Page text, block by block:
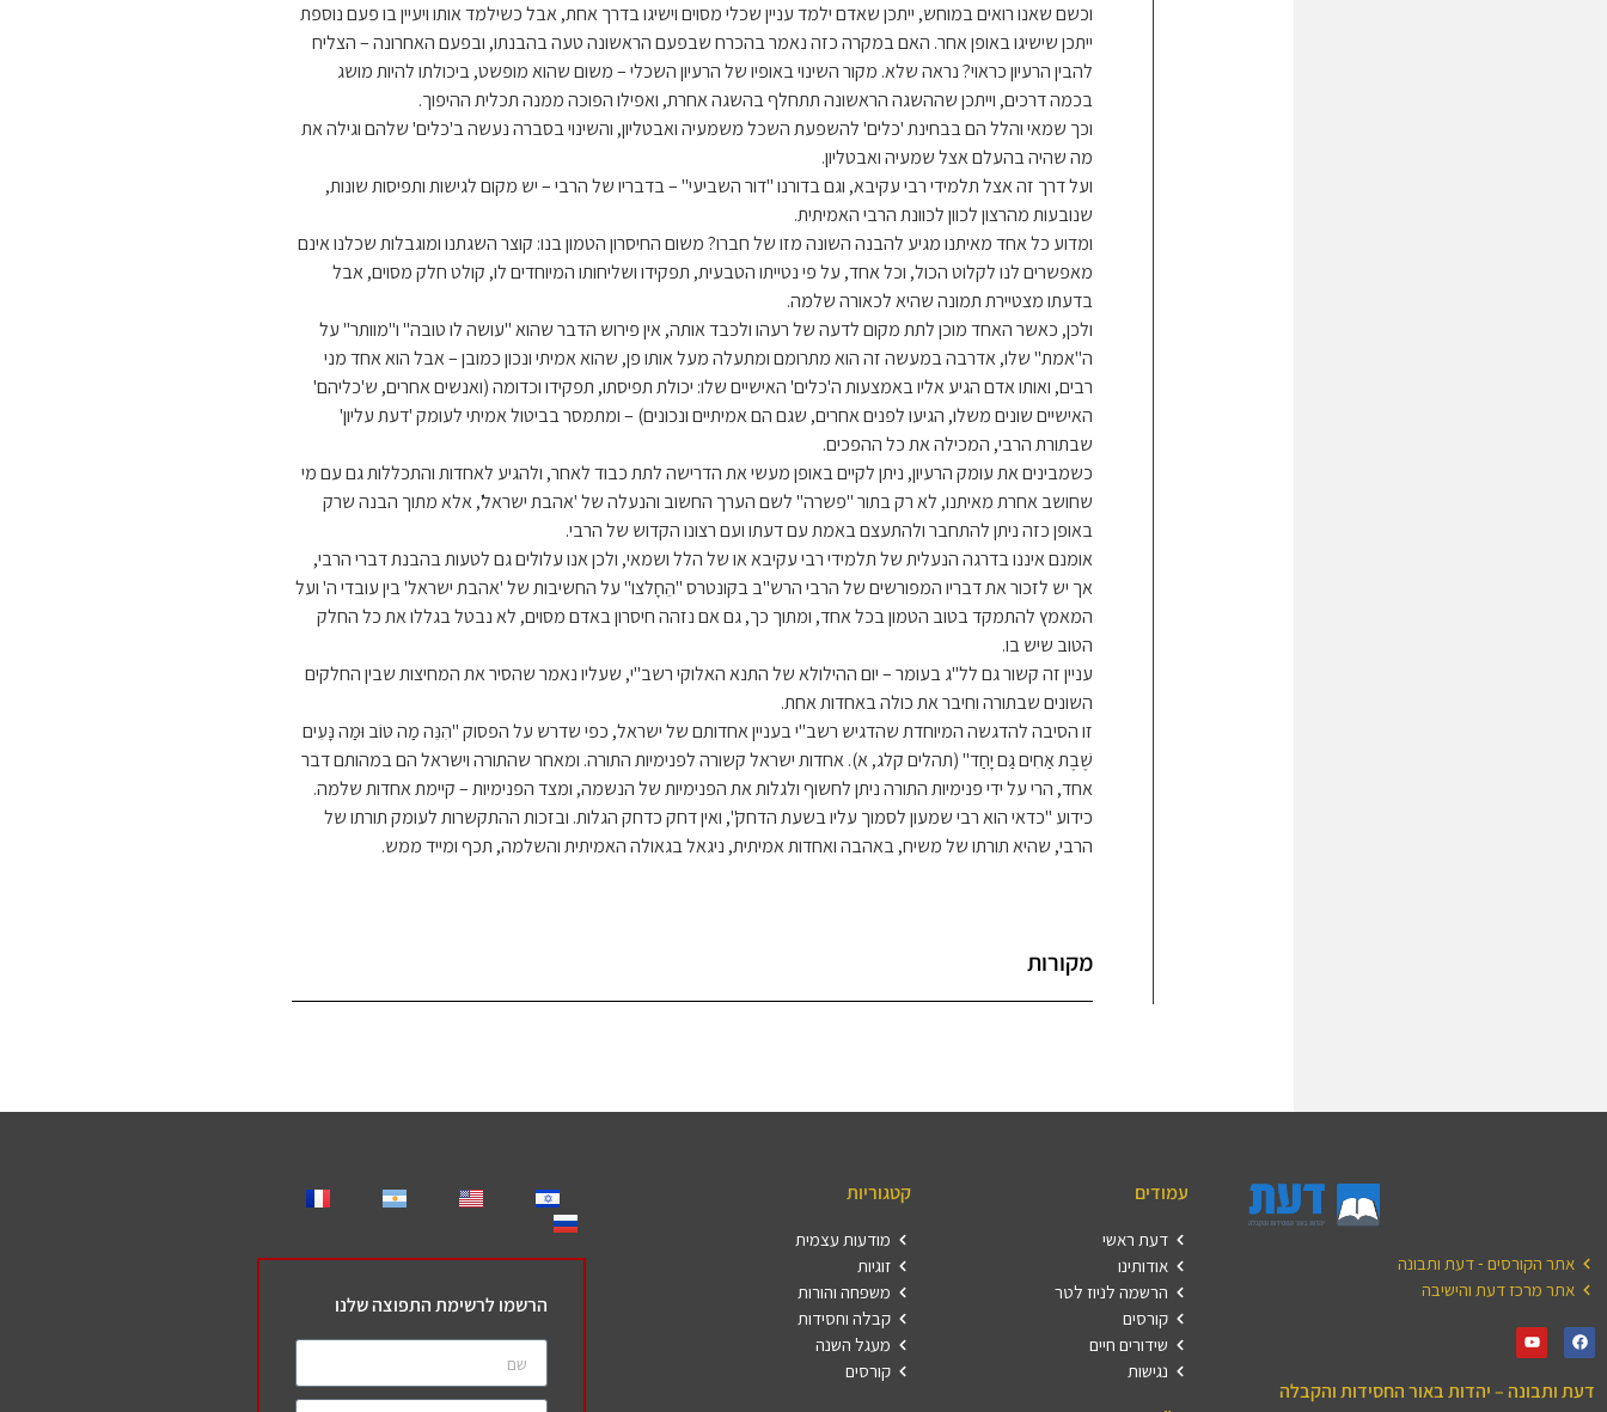
וכשם שאנו רואים במוחש, ייתכן שאדם ילמד עניין שכלי מסוים וישיגו בדרך אחת, אבל כשילמד אותו ויעיין בו פעם נוספת
ייתכן שישיגו באופן אחר. האם במקרה כזה נאמר בהכרח שבפעם הראשונה טעה בהבנתו, ובפעם האחרונה – הצליח
להבין הרעיון כראוי? נראה שלא. מקור השינוי באופיו של הרעיון השכלי – משום שהוא מופשט, ביכולתו להיות מושג
בכמה דרכים, וייתכן שההשגה הראשונה תתחלף בהשגה אחרת, ואפילו הפוכה ממנה תכלית ההיפוך.
וכך שמאי והלל הם בבחינת 'כלים' להשפעת השכל משמעיה ואבטליון, והשינוי בסברה נעשה ב'כלים' שלהם וגילה את
מה שהיה בהעלם אצל שמעיה ואבטליון.
ועל דרך זה אצל תלמידי רבי עקיבא, וגם בדורנו "דור השביעי" – בדבריו של הרבי – יש מקום לגישות ותפיסות שונות,
שנובעות מהרצון לכוון לכוונת הרבי האמיתית.
ומדוע כל אחד מאיתנו מגיע להבנה השונה מזו של חברו? משום החיסרון הטמון בנו: קוצר השגתנו ומוגבלות שכלנו אינם
מאפשרים לנו לקלוט הכול, וכל אחד, על פי נטייתו הטבעית, תפקידו ושליחותו המיוחדים לו, קולט חלק מסוים, אבל
בדעתו מצטיירת תמונה שהיא לכאורה שלמה.
ולכן, כאשר האחד מוכן לתת מקום לדעה של רעהו ולכבד אותה, אין פירוש הדבר שהוא "עושה לו טובה" ו"מוותר" על
ה"אמת" שלו, אדרבה במעשה זה הוא מתרומם ומתעלה מעל אותו פן, שהוא אמיתי ונכון כמובן – אבל הוא אחד מני
רבים, ואותו אדם הגיע אליו באמצעות ה'כלים' האישיים שלו: יכולת תפיסתו, תפקידו וכדומה (ואנשים אחרים, ש'כליהם'
האישיים שונים משלו, הגיעו לפנים אחרים, שגם הם אמיתיים ונכונים) – ומתמסר בביטול אמיתי לעומק 'דעת עליון'
שבתורת הרבי, המכילה את כל ההפכים.
כשמבינים את עומק הרעיון, ניתן לקיים באופן מעשי את הדרישה לתת כבוד לאחר, ולהגיע לאחדות והתכללות גם עם מי
שחושב אחרת מאיתנו, לא רק בתור "פשרה" לשם הערך החשוב והנעלה של 'אהבת ישראל', אלא מתוך הבנה שרק
באופן כזה ניתן להתחבר ולהתעצם באמת עם דעתו ועם רצונו הקדוש של הרבי.
אומנם איננו בדרגה הנעלית של תלמידי רבי עקיבא או של הלל ושמאי, ולכן אנו עלולים גם לטעות בהבנת דברי הרבי,
אך יש לזכור את דבריו המפורשים של הרבי הרש"ב בקונטרס "הֵחָלצו" על החשיבות של 'אהבת ישראל' בין עובדי ה' ועל
המאמץ להתמקד בטוב הטמון בכל אחד, ומתוך כך, גם אם נזהה חיסרון באדם מסוים, לא נבטל בגללו את כל החלק
הטוב שיש בו.
עניין זה קשור גם לל"ג בעומר – יום ההילולא של התנא האלוקי רשב"י, שעליו נאמר שהסיר את המחיצות שבין החלקים
השונים שבתורה וחיבר את כולה באחדות אחת.
זו הסיבה להדגשה המיוחדת שהדגיש רשב"י בעניין אחדותם של ישראל, כפי שדרש על הפסוק "הִנֵּה מַה טּוֹב וּמַה נָּעִים
שֶׁבֶת אַחִים גַּם יָחַד" (תהלים קלג, א). אחדות ישראל קשורה לפנימיות התורה. ומאחר שהתורה וישראל הם במהותם דבר
אחד, הרי על ידי פנימיות התורה ניתן לחשוף ולגלות את הפנימיות של הנשמה, ומצד הפנימיות – קיימת אחדות שלמה.
כידוע "כדאי הוא רבי שמעון לסמוך עליו בשעת הדחק", ואין דחק כדחק הגלות. ובזכות ההתקשרות לעומק תורתו של
הרבי, שהיא תורתו של משיח, באהבה ואחדות אמיתית, ניגאל בגאולה האמיתית והשלמה, תכף ומייד ממש.
מקורות
אתר הקורסים - דעת ותבונה
אתר מרכז דעת והישיבה
דעת ותבונה – יהדות באור החסידות והקבלה
עמודים
דעת ראשי
אודותינו
הרשמה לניוז לטר
קורסים
שידורים חיים
נגישות
קטגוריות
מודעות עצמית
זוגיות
משפחה והורות
קבלה וחסידות
מעגל השנה
קורסים
הרשמו לרשימת התפוצה שלנו